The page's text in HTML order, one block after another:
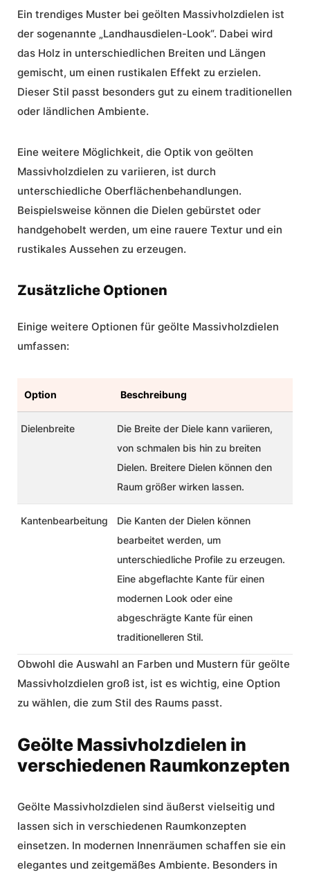
Ein trendiges Muster bei geölten Massivholzdielen ist
der sogenannte „Landhausdielen-Look“. Dabei wird
das Holz in unterschiedlichen Breiten und Längen
gemischt, um einen rustikalen Effekt zu erzielen.
Dieser Stil passt besonders gut zu einem traditionellen
oder ländlichen Ambiente.
Eine weitere Möglichkeit, die Optik von geölten
Massivholzdielen zu variieren, ist durch
unterschiedliche Oberflächenbehandlungen.
Beispielsweise können die Dielen gebürstet oder
handgehobelt werden, um eine rauere Textur und ein
rustikales Aussehen zu erzeugen.
Zusätzliche Optionen
Einige weitere Optionen für geölte Massivholzdielen
umfassen:
Option Beschreibung
Dielenbreite
Die Breite der Diele kann variieren,
von schmalen bis hin zu breiten
Dielen. Breitere Dielen können den
Raum größer wirken lassen.
Kantenbearbeitung
Die Kanten der Dielen können
bearbeitet werden, um
unterschiedliche Profile zu erzeugen.
Eine abgeflachte Kante für einen
modernen Look oder eine
abgeschrägte Kante für einen
traditionelleren Stil.
Obwohl die Auswahl an Farben und Mustern für geölte
Massivholzdielen groß ist, ist es wichtig, eine Option
zu wählen, die zum Stil des Raums passt.
Geölte Massivholzdielen in
verschiedenen Raumkonzepten
Geölte Massivholzdielen sind äußerst vielseitig und
lassen sich in verschiedenen Raumkonzepten
einsetzen. In modernen Innenräumen schaffen sie ein
elegantes und zeitgemäßes Ambiente. Besonders in